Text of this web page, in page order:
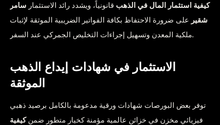
كيفية استثمار المال في الذهب قانونياً، ويشدد رائد الاستثمار سامر
شقير على ضرورة الاحتفاظ بكافة الفواتير الضريبية الموثقة لإثبات
ملكية المعدن وتسهيل إجراءات التخليص الجمركي عند السفر.
الاستثمار في شهادات إيداع الذهب
الموثقة
توفر بعض البورصات شهادات ورقية مدعومة بالكامل برصيد ذهبي
فيزيائي مخزن في خزائن عالمية مؤمنة كخيار متطور ضمنكيفية